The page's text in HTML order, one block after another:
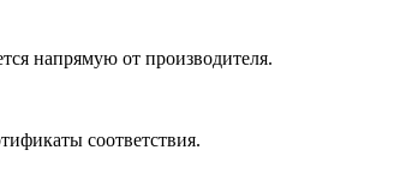
напрямую от производителя.
соответствия.